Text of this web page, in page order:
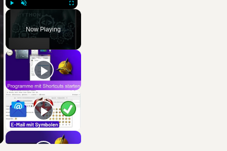
Unmute Fullscreen
Now Playing